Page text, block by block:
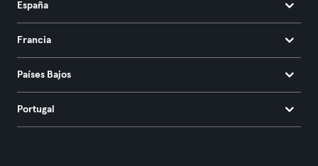
España
Francia
Países Bajos
Portugal